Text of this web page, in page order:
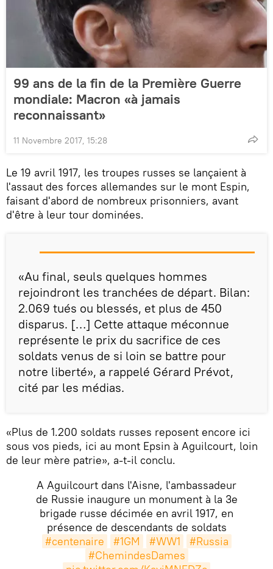
99 ans de la fin de la Première Guerre
mondiale: Macron «à jamais
reconnaissant»
11 Novembre 2017, 15:28
Le 19 avril 1917, les troupes russes se lançaient à
l'assaut des forces allemandes sur le mont Espin,
faisant d'abord de nombreux prisonniers, avant
d'être à leur tour dominées.
«Au final, seuls quelques hommes
rejoindront les tranchées de départ. Bilan:
2.069 tués ou blessés, et plus de 450
disparus. […] Cette attaque méconnue
représente le prix du sacrifice de ces
soldats venus de si loin se battre pour
notre liberté», a rappelé Gérard Prévot,
cité par les médias.
«Plus de 1.200 soldats russes reposent encore ici
sous vos pieds, ici au mont Epsin à Aguilcourt, loin
de leur mère patrie», a-t-il conclu.
A Aguilcourt dans l'Aisne, l'ambassadeur
de Russie inaugure un monument à la 3e
brigade russe décimée en avril 1917, en
présence de descendants de soldats
#centenaire
#1GM #WW1
#Russia
#ChemindesDames